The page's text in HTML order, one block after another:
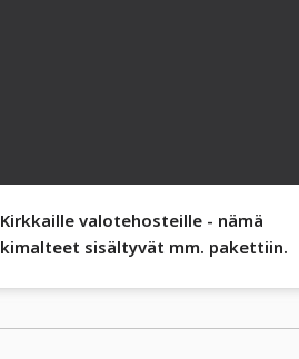
Kirkkaille valotehosteille - nämä
kimalteet sisältyvät mm. pakettiin.